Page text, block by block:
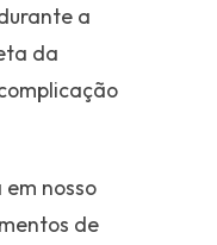
a
da
nosso
de